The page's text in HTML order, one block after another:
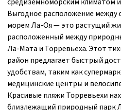
Выгодное расположение между
морем Ла-Оя — это растущий
расположенный между
Ла-Мата и Торревьеха. Этот
район предлагает быстрый
удобствам, таким как
медицинские центры и
Красивые пляжи Торревьехи
близлежащий природный парк